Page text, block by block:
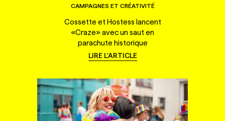
CAMPAGNES ET CRÉATIVITÉ
Cossette et Hostess lancent
«Craze» avec un saut en
parachute historique
LIRE L'ARTICLE